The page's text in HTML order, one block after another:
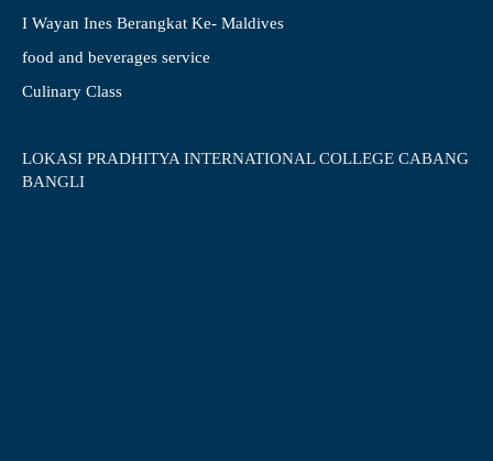
I Wayan Ines Berangkat Ke- Maldives
food and beverages service
Culinary Class
LOKASI PRADHITYA INTERNATIONAL COLLEGE CABANG
BANGLI